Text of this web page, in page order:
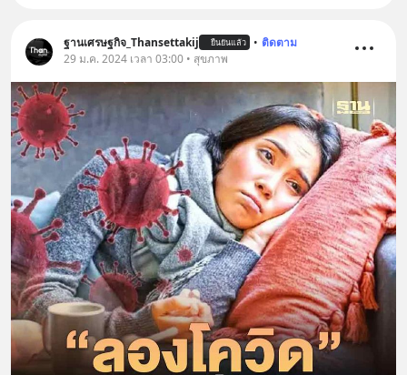
ฐานเศรษฐกิจ_Thansettakij ยืนยันแล้ว • ติดตาม
29 ม.ค. 2024 เวลา 03:00 • สุขภาพ